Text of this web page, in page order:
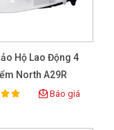
Hộ Lao Động 4
North A29R
Báo giá